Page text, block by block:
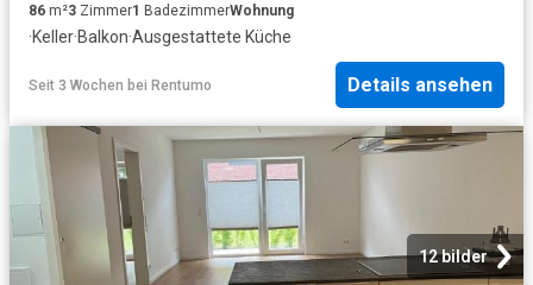
86 m²3 Zimmer1 BadezimmerWohnung
·Keller·Balkon·Ausgestattete Küche
Seit 3 Wochen bei Rentumo Details ansehen
12 bilder